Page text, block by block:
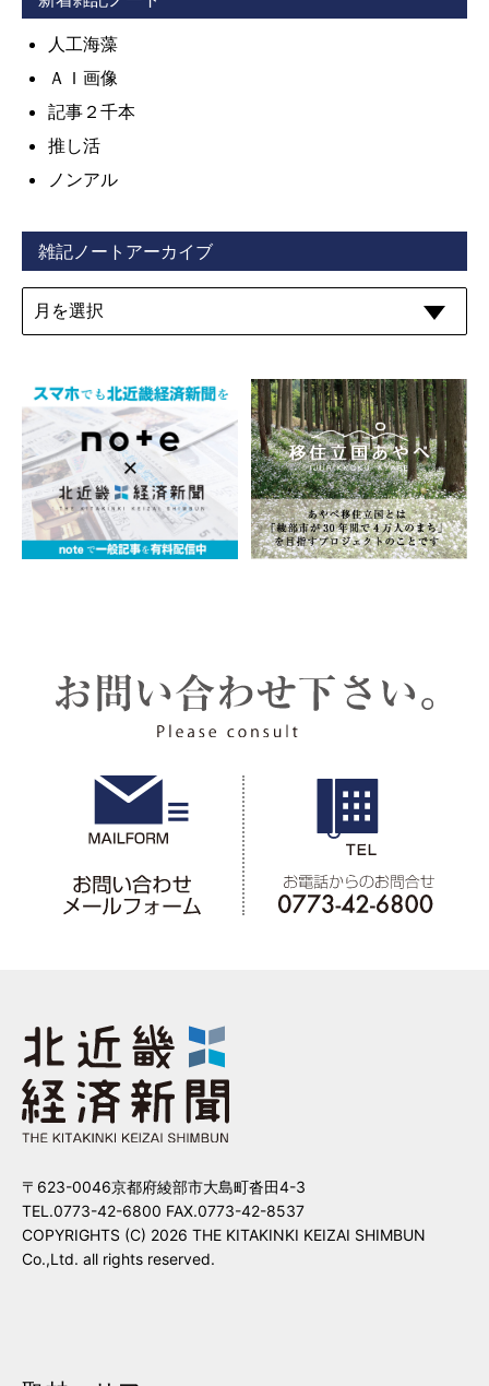
人工海藻
ＡＩ画像
記事２千本
推し活
ノンアル
雑記ノートアーカイブ
〒623-0046京都府綾部市大島町沓田4-3
TEL.0773-42-6800 FAX.0773-42-8537
COPYRIGHTS (C) 2026 THE KITAKINKI KEIZAI SHIMBUN
Co.,Ltd. all rights reserved.